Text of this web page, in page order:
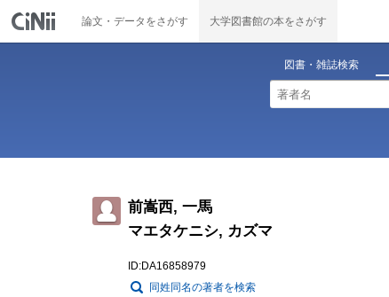
論文・データをさがす 大学図書館の本をさがす
図書・雑誌検索
前嵩西, 一馬
マエタケニシ, カズマ
ID:DA16858979
同姓同名の著者を検索